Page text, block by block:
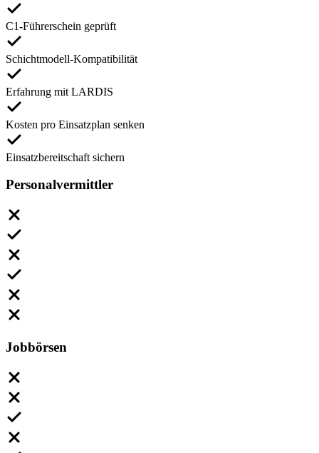
C1-Führerschein geprüft
Schichtmodell-Kompatibilität
Erfahrung mit LARDIS
Kosten pro Einsatzplan senken
Einsatzbereitschaft sichern
Personalvermittler
Jobbörsen